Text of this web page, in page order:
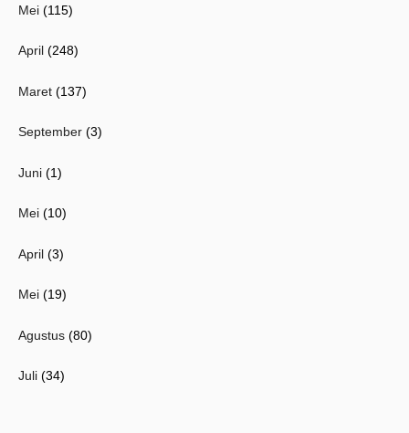
Mei (115)
April (248)
Maret (137)
September (3)
Juni (1)
Mei (10)
April (3)
Mei (19)
Agustus (80)
Juli (34)